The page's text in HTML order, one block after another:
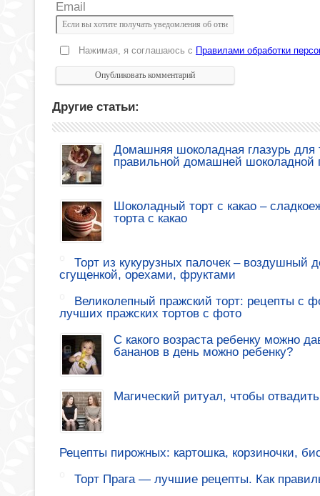
Email
Нажимая, я соглашаюсь с Правилами обработки
Другие статьи:
Домашняя шоколадная глазурь для
правильной домашней шоколадной
Шоколадный торт с какао –
торта с какао
Торт из кукурузных палочек – воздушный
сгущенкой, орехами, фруктами
Великолепный пражский торт: рецепты с
лучших пражских тортов с фото
С какого возраста ребенку можно
бананов в день можно ребенку?
Магический ритуал, чтобы
Рецепты пирожных: картошка, корзиночки,
Торт Прага — лучшие рецепты. Как